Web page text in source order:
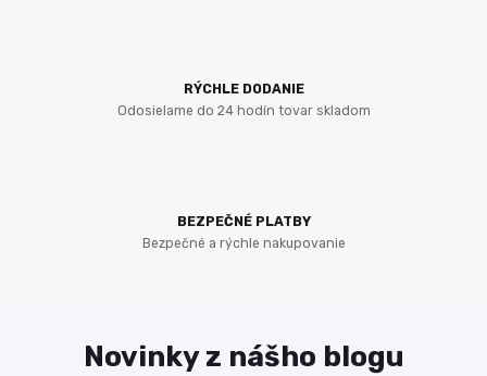
RÝCHLE DODANIE
Odosielame do 24 hodín tovar skladom
BEZPEČNÉ PLATBY
Bezpečné a rýchle nakupovanie
Novinky z nášho blogu